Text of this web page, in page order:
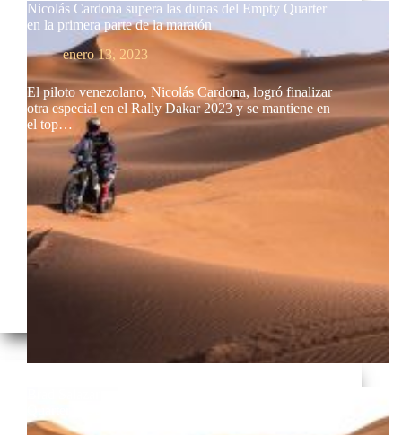
Nicolás Cardona supera las dunas del Empty Quarter
en la primera parte de la maratón
enero 13, 2023
El piloto venezolano, Nicolás Cardona, logró finalizar
otra especial en el Rally Dakar 2023 y se mantiene en
el top…